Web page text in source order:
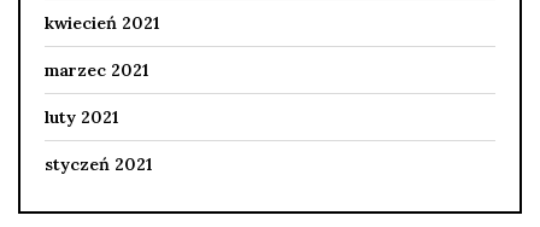
kwiecień 2021
marzec 2021
luty 2021
styczeń 2021